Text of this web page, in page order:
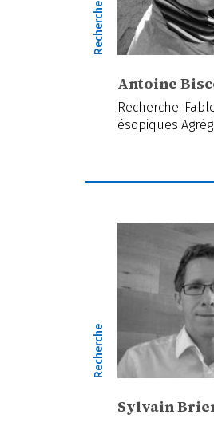
Recherche
Antoine
Recherche:
ésopiques
Recherche
Sylvain